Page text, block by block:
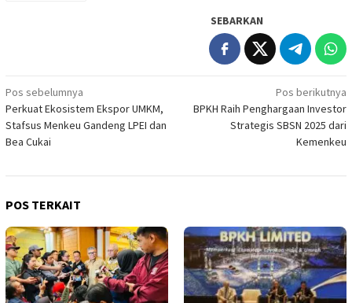
SEBARKAN
Navigasi
pos
Pos sebelumnya
Perkuat Ekosistem Ekspor UMKM,
Stafsus Menkeu Gandeng LPEI dan
Bea Cukai
Pos berikutnya
BPKH Raih Penghargaan Investor
Strategis SBSN 2025 dari
Kemenkeu
POS TERKAIT